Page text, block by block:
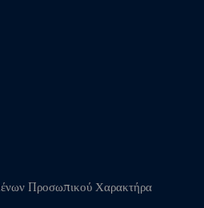
Προσωπικού Χαρακτήρα